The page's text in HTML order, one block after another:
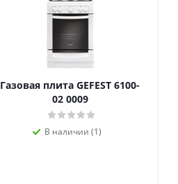
Газовая плита GEFEST 6100-
02 0009
В наличии (1)